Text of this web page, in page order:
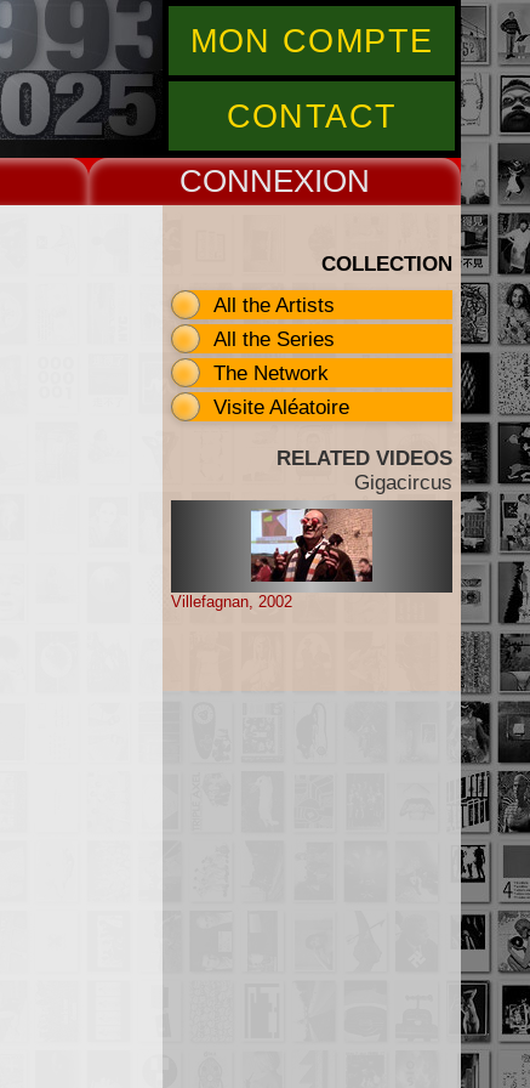
MON COMPTE
CONTACT
CONNEX
COLLECTION
All the Artists
All the Series
The Network
Visite Aléatoire
RELATED VIDEOS
Gigacircus
Villefagnan, 2002